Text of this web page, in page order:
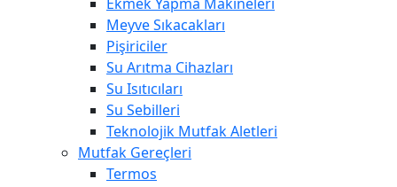
Meyve Sıkacakları
Pişiriciler
Su Arıtma Cihazları
Su Isıtıcıları
Su Sebilleri
Teknolojik Mutfak Aletleri
Mutfak Gereçleri
Termos